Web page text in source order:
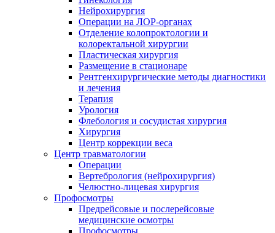
Нейрохирургия
Операции на ЛОР-органах
Отделение колопроктологии и
колоректальной хирургии
Пластическая хирургия
Размещение в стационаре
Рентгенхирургические методы диагностики
и лечения
Терапия
Урология
Флебология и сосудистая хирургия
Хирургия
Центр коррекции веса
Центр травматологии
Операции
Вертебрология (нейрохирургия)
Челюстно-лицевая хирургия
Профосмотры
Предрейсовые и послерейсовые
медицинские осмотры
Профосмотры